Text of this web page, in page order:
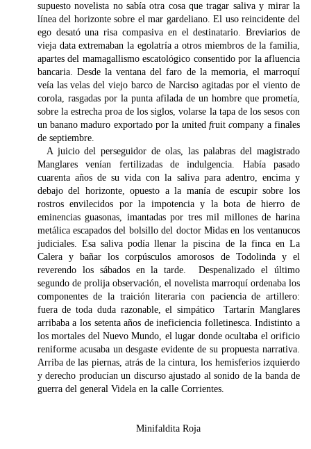
supuesto novelista no sabía otra cosa que tragar saliva y mirar la
línea del horizonte sobre el mar gardeliano. El uso reincidente del
ego desató una risa compasiva en el destinatario. Breviarios de
vieja data extremaban la egolatría a otros miembros de la familia,
apartes del mamagallismo escatológico consentido por la afluencia
bancaria. Desde la ventana del faro de la memoria, el marroquí
veía las velas del viejo barco de Narciso agitadas por el viento de
corola, rasgadas por la punta afilada de un hombre que prometía,
sobre la estrecha proa de los siglos, volarse la tapa de los sesos con
un banano maduro exportado por la unitedfruitcompany a finales
de septiembre.
A juicio del perseguidor de olas, las palabras del magistrado
Manglares venían fertilizadas de indulgencia. Había pasado
cuarenta años de su vida con la saliva para adentro, encima y
debajo del horizonte, opuesto a la manía de escupir sobre los
rostros envilecidos por la impotencia y la bota de hierro de
eminencias guasonas, imantadas por tres mil millones de harina
metálica escapados del bolsillo del doctor Midas en los ventanucos
judiciales. Esa saliva podía llenar la piscina de la finca en La
Calera y bañar los corpúsculos amorosos de Todolinda y el
reverendo los sábados en la tarde. Despenalizado el último
segundo de prolija observación, el novelista marroquí ordenaba los
componentes de la traición literaria con paciencia de artillero:
fuera de toda duda razonable, el simpático Tartarín Manglares
arribaba a los setenta años de ineficiencia folletinesca. Indistinto a
los mortales del Nuevo Mundo, el lugar donde ocultaba el orificio
reniforme acusaba un desgaste evidente de su propuesta narrativa.
Arriba de las piernas, atrás de la cintura, los hemisferios izquierdo
y derecho producían un discurso ajustado al sonido de la banda de
guerra del general Videla en la calle Corrientes.
Minifaldita Roja